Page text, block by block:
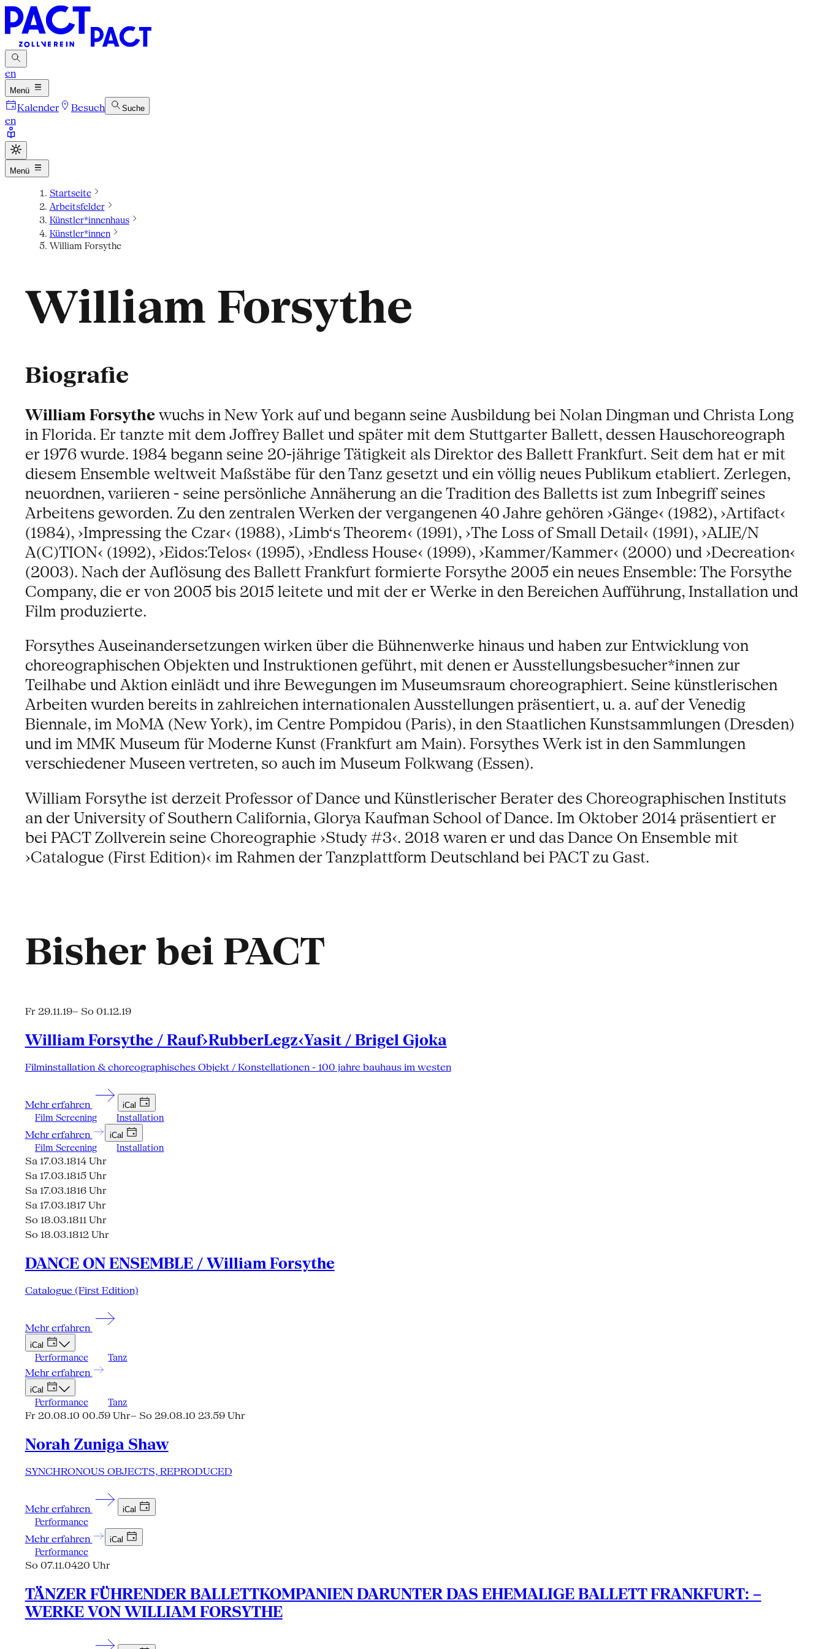
en
Menü
Kalender Besuch Suche
en
Menü
Startseite
Arbeitsfelder
Künstler*innenhaus
Künstler*innen
William Forsythe
William Forsythe
Biografie
William Forsythewuchs in New York auf und begann seine Ausbildung bei Nolan Dingman und Christa Long
in Florida. Er tanzte mit dem Joffrey Ballet und später mit dem Stuttgarter Ballett, dessen Hauschoreograph
er 1976 wurde. 1984 begann seine 20-jährige Tätigkeit als Direktor des Ballett Frankfurt. Seit dem hat er mit
diesem Ensemble weltweit Maßstäbe für den Tanz gesetzt und ein völlig neues Publikum etabliert. Zerlegen,
neuordnen, variieren - seine persönliche Annäherung an die Tradition des Balletts ist zum Inbegriff seines
Arbeitens geworden. Zu den zentralen Werken der vergangenen 40 Jahre gehören ›Gänge‹ (1982), ›Artifact‹
(1984), ›Impressing the Czar‹ (1988), ›Limb‘s Theorem‹ (1991), ›The Loss of Small Detail‹ (1991), ›ALIE/N
A(C)TION‹ (1992), ›Eidos:Telos‹ (1995), ›Endless House‹ (1999), ›Kammer/Kammer‹ (2000) und ›Decreation‹
(2003). Nach der Auflösung des Ballett Frankfurt formierte Forsythe 2005 ein neues Ensemble: The Forsythe
Company, die er von 2005 bis 2015 leitete und mit der er Werke in den Bereichen Aufführung, Installation und
Film produzierte.
Forsythes Auseinandersetzungen wirken über die Bühnenwerke hinaus und haben zur Entwicklung von
choreographischen Objekten und Instruktionen geführt, mit denen er Ausstellungsbesucher*innen zur
Teilhabe und Aktion einlädt und ihre Bewegungen im Museumsraum choreographiert. Seine künstlerischen
Arbeiten wurden bereits in zahlreichen internationalen Ausstellungen präsentiert, u. a. auf der Venedig
Biennale, im MoMA (New York), im Centre Pompidou (Paris), in den Staatlichen Kunstsammlungen (Dresden)
und im MMK Museum für Moderne Kunst (Frankfurt am Main). Forsythes Werk ist in den Sammlungen
verschiedener Museen vertreten, so auch im Museum Folkwang (Essen).
William Forsythe ist derzeit Professor of Dance und Künstlerischer Berater des Choreographischen Instituts
an der University of Southern California, Glorya Kaufman School of Dance. Im Oktober 2014 präsentiert er
bei PACT Zollverein seine Choreographie ›Study #3‹. 2018 waren er und das Dance On Ensemble mit
›Catalogue (First Edition)‹ im Rahmen der Tanzplattform Deutschland bei PACT zu Gast.
Bisher bei PACT
Fr 29.11.19– So 01.12.19
William Forsythe / Rauf›RubberLegz‹Yasit / Brigel Gjoka
Filminstallation & choreographisches Objekt / Konstellationen - 100 jahre bauhaus im westen
Mehr erfahren iCal
Film Screening Installation
Mehr erfahren iCal
Film Screening Installation
Sa 17.03.1814 Uhr
Sa 17.03.1815 Uhr
Sa 17.03.1816 Uhr
Sa 17.03.1817 Uhr
So 18.03.1811 Uhr
So 18.03.1812 Uhr
DANCE ON ENSEMBLE / William Forsythe
Catalogue (First Edition)
Mehr erfahren
iCal
Performance Tanz
Mehr erfahren
iCal
Performance Tanz
Fr 20.08.10 00.59 Uhr– So 29.08.10 23.59 Uhr
Norah Zuniga Shaw
SYNCHRONOUS OBJECTS, REPRODUCED
Mehr erfahren iCal
Performance
Mehr erfahren iCal
Performance
So 07.11.0420 Uhr
TÄNZER FÜHRENDER BALLETTKOMPANIEN DARUNTER DAS EHEMALIGE BALLETT FRANKFURT: –
WERKE VON WILLIAM FORSYTHE